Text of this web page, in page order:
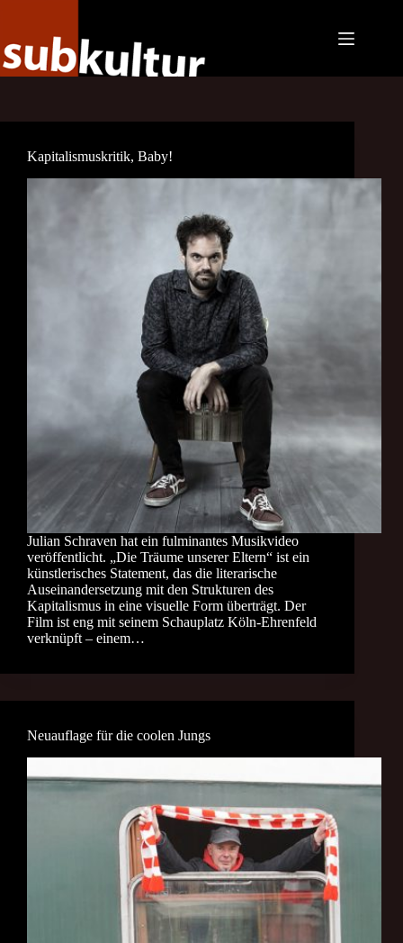
Kapitalismuskritik, Baby!
Julian Schraven hat ein fulminantes Musikvideo
veröffentlicht. „Die Träume unserer Eltern“ ist ein
künstlerisches Statement, das die literarische
Auseinandersetzung mit den Strukturen des
Kapitalismus in eine visuelle Form überträgt. Der
Film ist eng mit seinem Schauplatz Köln-Ehrenfeld
verknüpft – einem…
Neuauflage für die coolen Jungs